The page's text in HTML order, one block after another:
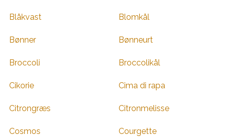
Blåkvast Blomkål
Bønner Bønneurt
Broccoli Broccolikål
Cikorie Cima di rapa
Citrongræs Citronmelisse
Cosmos Courgette